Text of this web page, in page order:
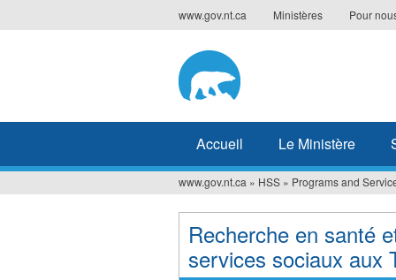
to
www.gov.nt.ca Ministères Pour
Accueil Le Ministère
Vous
êtes
ici
www.gov.nt.ca » HSS » Programs and
Recherche en santé
services sociaux aux